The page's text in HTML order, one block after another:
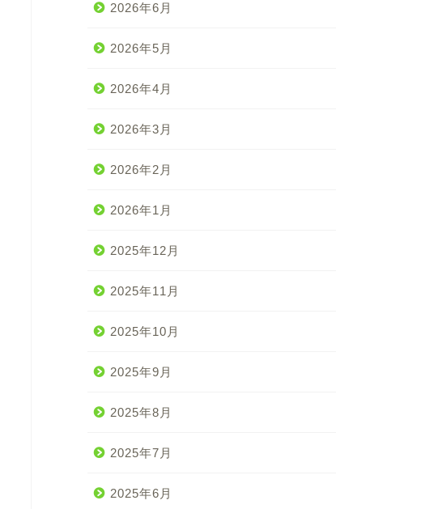
2026年6月
2026年5月
2026年4月
2026年3月
2026年2月
2026年1月
2025年12月
2025年11月
2025年10月
2025年9月
2025年8月
2025年7月
2025年6月